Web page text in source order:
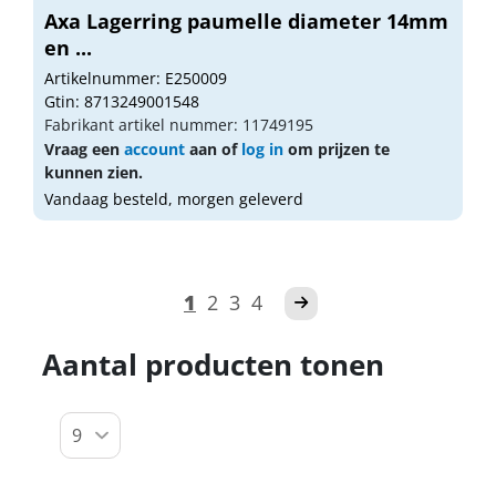
Axa Lagerring paumelle diameter 14mm
en ...
Artikelnummer: E250009
Gtin: 8713249001548
Fabrikant artikel nummer: 11749195
Vraag een account aan of log in om prijzen te
kunnen zien.
Vandaag besteld, morgen geleverd
1 2 3 4
Aantal producten tonen